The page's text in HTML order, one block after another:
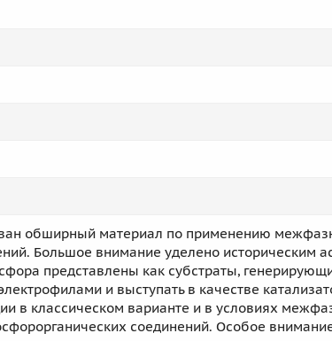
обширный материал по применению
Большое внимание уделено историческим
представлены как субстраты,
и выступать в качестве
в классическом варианте и в условиях
соединений. Особое